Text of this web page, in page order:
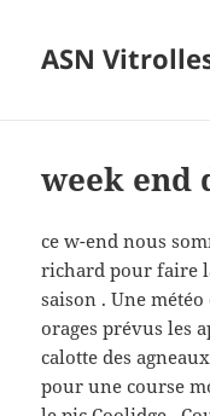
ASN
week end
ce w-end nous
richard pour faire
saison . Une
orages prévus les
calotte des
pour une course